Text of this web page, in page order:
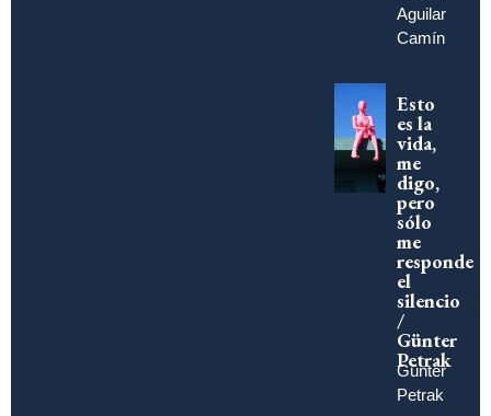
Aguilar
Camín
Esto
es la
vida,
me
digo,
pero
sólo
me
responde
el
silencio
/
Günter
Petrak
Günter
Petrak